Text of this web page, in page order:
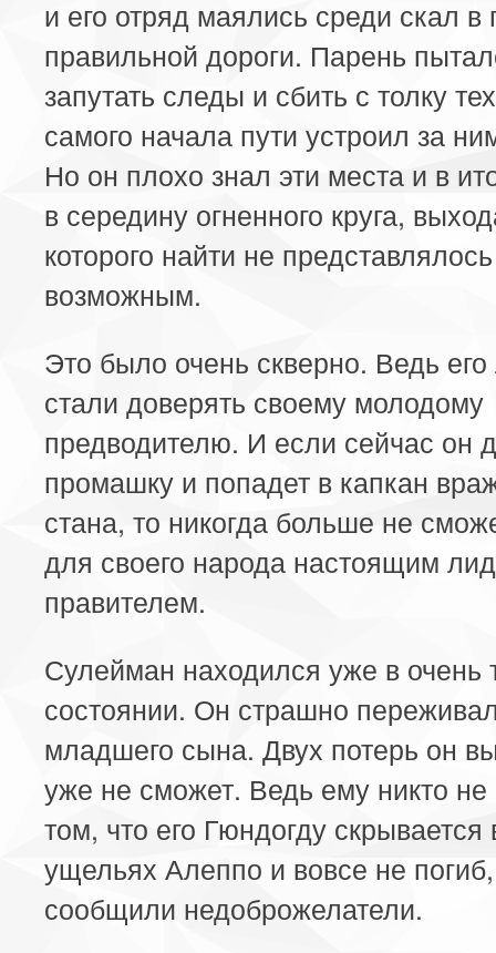
и его отряд маялись среди скал в
правильной дороги. Парень
запутать следы и сбить с толку
самого начала пути устроил за
Но он плохо знал эти места и в
в середину огненного круга,
которого найти не представлялось
возможным.
Это было очень скверно. Ведь
стали доверять своему молодому
предводителю. И если сейчас он
промашку и попадет в капкан
стана, то никогда больше не
для своего народа настоящим
правителем.
Сулейман находился уже в очень
состоянии. Он страшно
младшего сына. Двух потерь он
уже не сможет. Ведь ему никто не
том, что его Гюндогду скрывается
ущельях Алеппо и вовсе не
сообщили недоброжелатели.